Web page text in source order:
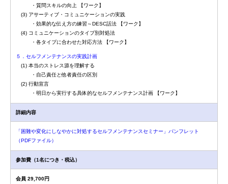
・質問スキルの向上 【ワーク】
(3) アサーティブ・コミュニケーションの実践
・効果的な伝え方の練習～DESC話法 【ワーク】
(4) コミュニケーションのタイプ別対処法
・各タイプに合わせた対応方法 【ワーク】
５．セルフメンテナンスの実践計画
(1) 本当のストレス源を理解する
・自己責任と他者責任の区別
(2) 行動宣言
・明日から実行する具体的なセルフメンテナンス計画 【ワーク】
詳細内容
「困難や変化にしなやかに対処するセルフメンテナンスセミナー」パンフレット
（PDFファイル）
参加費（1名につき・税込）
会員 29,700円